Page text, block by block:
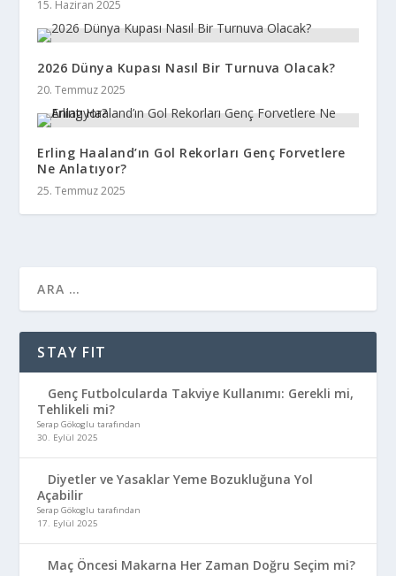
15. Haziran 2025
2026 Dünya Kupası Nasıl Bir Turnuva Olacak?
20. Temmuz 2025
Erling Haaland’ın Gol Rekorları Genç Forvetlere
Ne Anlatıyor?
25. Temmuz 2025
STAY FIT
Genç Futbolcularda Takviye Kullanımı: Gerekli mi,
Tehlikeli mi?
Serap Gökoglu tarafından
30. Eylül 2025
Diyetler ve Yasaklar Yeme Bozukluğuna Yol
Açabilir
Serap Gökoglu tarafından
17. Eylül 2025
Maç Öncesi Makarna Her Zaman Doğru Seçim mi?